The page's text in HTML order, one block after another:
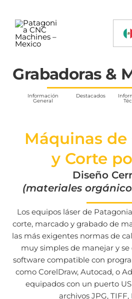
contenido
Grabadoras &
Información
General
Destacados
Máquinas de
y Corte
Diseño
(materiales
Los equipos láser de
corte, marcado y grabado de
las más exigentes normas de
muy simples de manejar y
software compatible con
como CorelDraw, Autocad, o
equipados con un puerto
archivos JPG, TIFF,